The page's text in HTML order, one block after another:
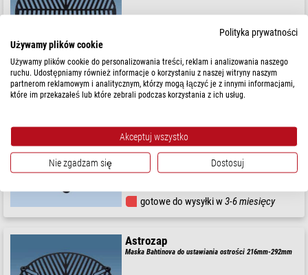
gotowe do wysyłki w24 godziny
Astrozap
gotowe do wysyłki w3-6 miesięcy
Astrozap
Maska Bahtinova do ustawiania ostrości 216mm-292mm
Polityka prywatności
Używamy plików cookie
Używamy plików cookie do personalizowania treści, reklam i analizowania naszego
ruchu. Udostępniamy również informacje o korzystaniu z naszej witryny naszym
partnerom reklamowym i analitycznym, którzy mogą łączyć je z innymi informacjami,
które im przekazałeś lub które zebrali podczas korzystania z ich usług.
Akceptuj wszystko
Nie zgadzam się Dostosuj